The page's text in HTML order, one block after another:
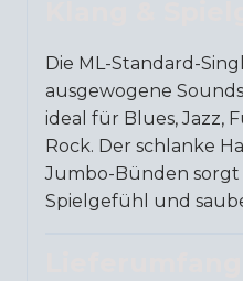
Die ML-Standard-
ausgewogene
ideal für Blues, Jazz,
Rock. Der schlanke
Jumbo-Bünden
Spielgefühl und